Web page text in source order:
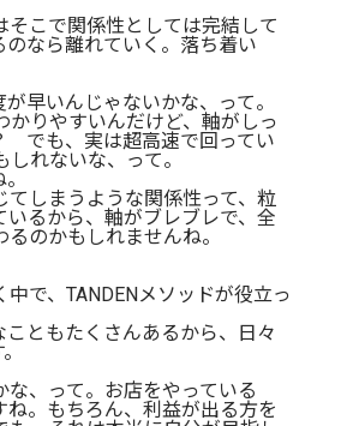
こで関係性としては完結して
なら離れていく。落ち着い
早いんじゃないかな、って。
りやすいんだけど、軸がしっ
でも、実は超高速で回ってい
れないな、って。
しまうような関係性って、粒
るから、軸がブレブレで、全
のかもしれませんね。
で、TANDENメソッドが役立っ
ともたくさんあるから、日々
、って。お店をやっている
。もちろん、利益が出る方を